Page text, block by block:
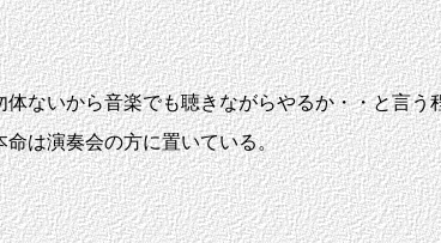
ないから音楽でも聴きながらやるか・・と言う
は演奏会の方に置いている。